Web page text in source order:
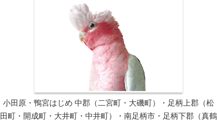
小田原・鴨宮はじめ 中郡（二宮町・大磯町）・足柄上郡（松
田町・開成町・大井町・中井町）・南足柄市・足柄下郡（真鶴